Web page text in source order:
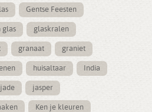
Gentse Feesten
glas glaskralen
granaat graniet
huisaltaar India
jade jasper
Ken je kleuren